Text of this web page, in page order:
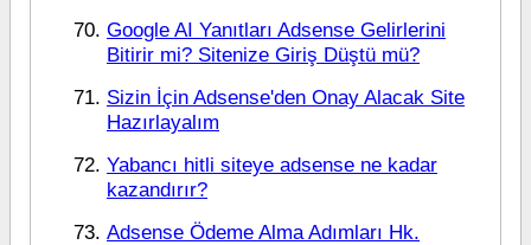
Google AI Yanıtları Adsense Gelirlerini
Bitirir mi? Sitenize Giriş Düştü mü?
Sizin İçin Adsense'den Onay Alacak Site
Hazırlayalım
Yabancı hitli siteye adsense ne kadar
kazandırır?
Adsense Ödeme Alma Adımları Hk.